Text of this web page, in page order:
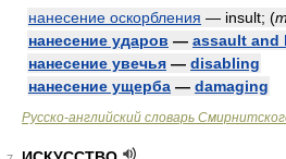
нанесение оскорбления — insult; (
нанесение ударов — assault and
нанесение увечья — disabling
нанесение ущерба — damaging
Русско-английский словарь